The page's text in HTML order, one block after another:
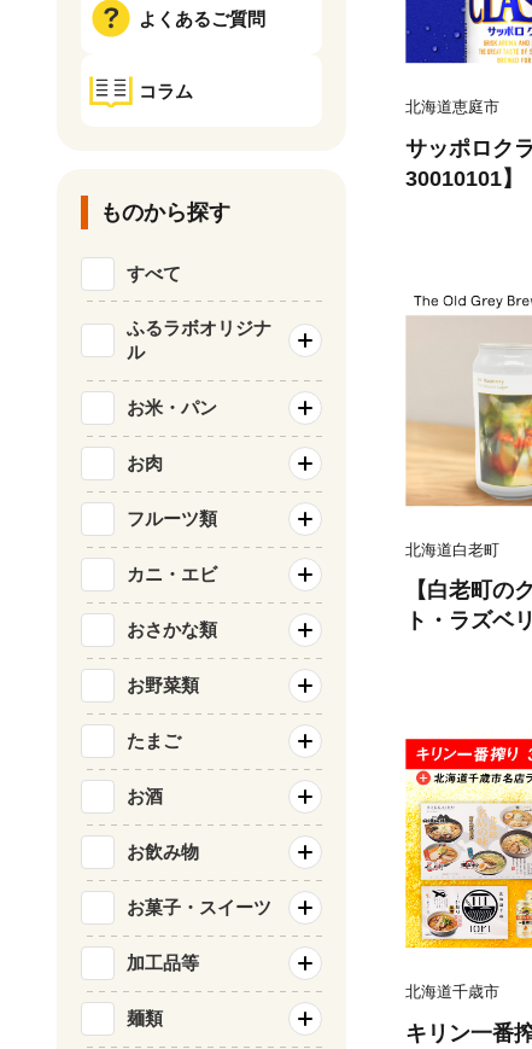
北海道恵庭市
サッポロク
30010101】
北海道白老町
【白老町の
ト・ラズベ
北海道千歳市
キリン一番
よくあるご質問
コラム
ものから探す
すべて
ふるラボオリジナ
ル
お米・パン
お肉
フルーツ類
カニ・エビ
おさかな類
お野菜類
たまご
お酒
お飲み物
お菓子・スイーツ
加工品等
麺類